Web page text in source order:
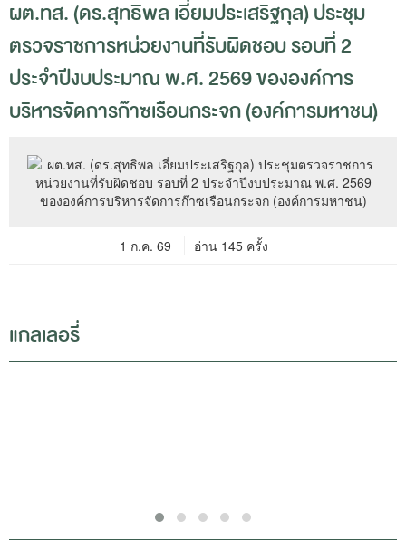
ผต.ทส. (ดร.สุทธิพล เอี่ยมประเสริฐกุล) ประชุม
ตรวจราชการหน่วยงานที่รับผิดชอบ รอบที่ 2
ประจำปีงบประมาณ พ.ศ. 2569 ขององค์การ
บริหารจัดการก๊าซเรือนกระจก (องค์การมหาชน)
1 ก.ค. 69 อ่าน 145 ครั้ง
แกลเลอรี่